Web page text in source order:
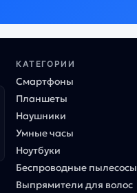
КАТЕГОРИИ
Смартфоны
Планшеты
Наушники
Умные часы
Ноутбуки
Беспроводные пылесосы
Выпрямители для волос